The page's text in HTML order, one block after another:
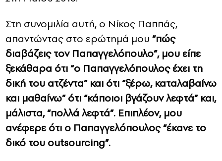
Στη συνομιλία αυτή, ο Νίκος Παππάς,
απαντώντας στο ερώτημά μου “πώς
διαβάζεις τον Παπαγγελόπουλο”, μου είπε
ξεκάθαρα ότι “ο Παπαγγελόπουλος έχει τη
δική του ατζέντα” και ότι “ξέρω, καταλαβαίνω
και μαθαίνω” ότι “κάποιοι βγάζουν λεφτά” και,
μάλιστα, “πολλά λεφτά”. Επιπλέον, μου
ανέφερε ότι ο Παπαγγελόπουλος “έκανε το
δικό του outsourcing”.